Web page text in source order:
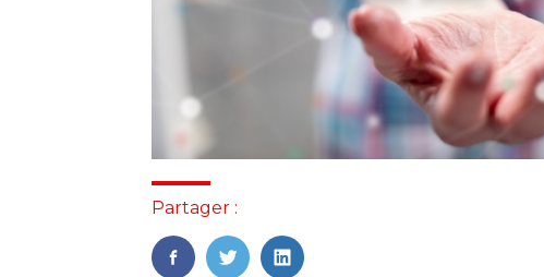
Partager :